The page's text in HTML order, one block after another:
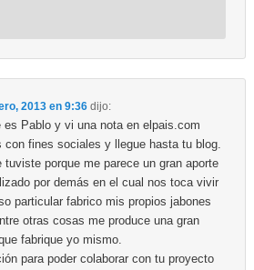
2013 en 9:36 dijo:
es Pablo y vi una nota en elpais.com
con fines sociales y llegue hasta tu blog.
tuviste porque me parece un gran aporte
por demás en el cual nos toca vivir
particular fabrico mis propios jabones
otras cosas me produce una gran
fabrique yo mismo.
para poder colaborar con tu proyecto